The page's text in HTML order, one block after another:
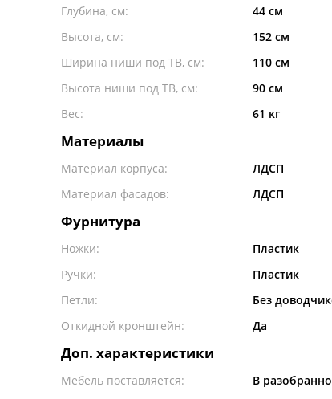
Глубина, см:
44 см
Высота, см:
152 см
Ширина ниши под ТВ, см:
110 см
Высота ниши под ТВ, см:
90 см
Вес:
61 кг
Материалы
Материал корпуса:
ЛДСП
Материал фасадов:
ЛДСП
Фурнитура
Ножки:
Пластик
Ручки:
Пластик
Петли:
Без
Откидной кронштейн:
Да
Доп. характеристики
Мебель поставляется:
В